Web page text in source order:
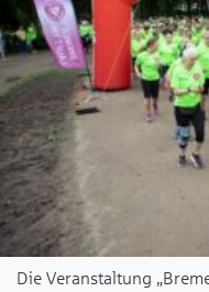
Die Veranstaltung